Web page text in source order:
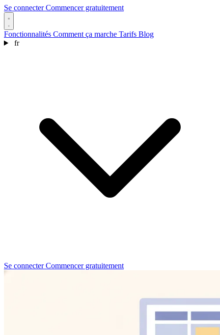
Se connecterCommencer gratuitement
Fonctionnalités Comment ça marche Tarifs Blog
fr
Se connecterCommencer gratuitement